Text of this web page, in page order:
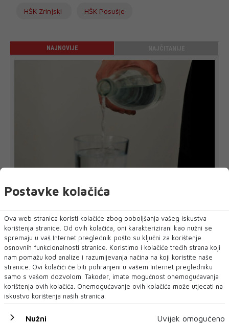
HŠK Zrinjski HŠK Posušje
NAJNOVIJE
Zbog suše i smanjenih zaliha vode upućen
apel žiteljima na racionalnu potrošnju
Javno poduzeće 'Vodovod i kanalizacija' d.o.o. Široki Brijeg
pozvalo je žitelje n...
Postavke kolačića
Ova web stranica koristi kolačiće zbog poboljšanja vašeg iskustva
korištenja stranice. Od ovih kolačića, oni karakterizirani kao nužni se
spremaju u vaš Internet preglednik pošto su ključni za korištenje
osnovnih funkcionalnosti stranice. Koristimo i kolačiće trećih strana koji
nam pomažu kod analize i razumijevanja načina na koji koristite naše
stranice. Ovi kolačići će biti pohranjeni u vašem Internet pregledniku
samo s vašom dozvolom. Također, imate mogućnost onemogućavanja
korištenja ovih kolačića. Onemogućavanje ovih kolačića može utjecati na
iskustvo korištenja naših stranica.
Nužni Uvijek omogućeno